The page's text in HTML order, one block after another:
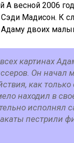
весной 2006
Мадисон. К
двоих
картинах
Он начал
как только
находил в
исполнял
пестрили